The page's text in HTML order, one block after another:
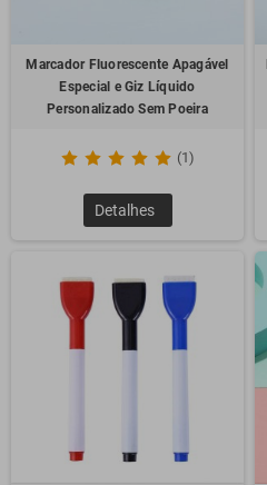
Marcador Fluorescente Apagável
Especial e Giz Líquido
Personalizado Sem Poeira
(1)
Detalhes